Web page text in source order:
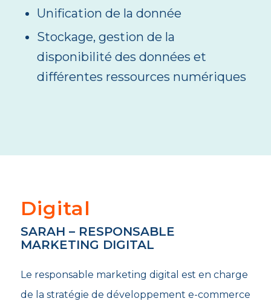
Unification de la donnée
Stockage, gestion de la
disponibilité des données et
différentes ressources numériques
Digital
SARAH – RESPONSABLE
MARKETING DIGITAL
Le responsable marketing digital est en charge
de la stratégie de développement e-commerce